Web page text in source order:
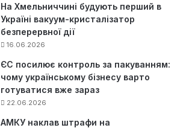
На Хмельниччині будують перший в
Україні вакуум-кристалізатор
безперервної дії
16.06.2026
ЄС посилює контроль за пакуванням:
чому українському бізнесу варто
готуватися вже зараз
22.06.2026
АМКУ наклав штрафи на